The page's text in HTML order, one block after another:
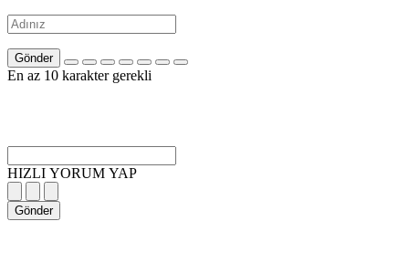
Gönder
En az 10 karakter gerekli
HIZLI YORUM YAP
Gönder